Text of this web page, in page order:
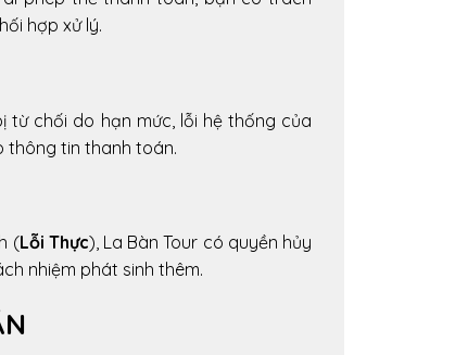
hợp xử lý.
từ chối do hạn mức, lỗi hệ thống của
thông tin thanh toán.
(Lỗi Thực), La Bàn Tour có quyền hủy
nhiệm phát sinh thêm.